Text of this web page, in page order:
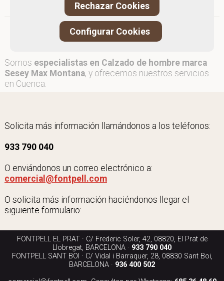
Somos especialistas en Calzado de hombre marca
Sesey Max Montana, y ofrecemos nuestros servicios
en Cuenca.
Solicita más información llamándonos a los teléfonos:
933 790 040
O enviándonos un correo electrónico a:
comercial@fontpell.com
O solicita más información haciéndonos llegar el
siguiente formulario:
FONTPELL EL PRAT · C/ Frederic Soler, 42, 08820, El Prat de
Llobregat, BARCELONA · 933 790 040
FONTPELL SANT BOI · C/ Vidal i Barraquer, 28, 08830 Sant Boi,
BARCELONA · 936 400 502
Rechazar Cookies
Configurar Cookies